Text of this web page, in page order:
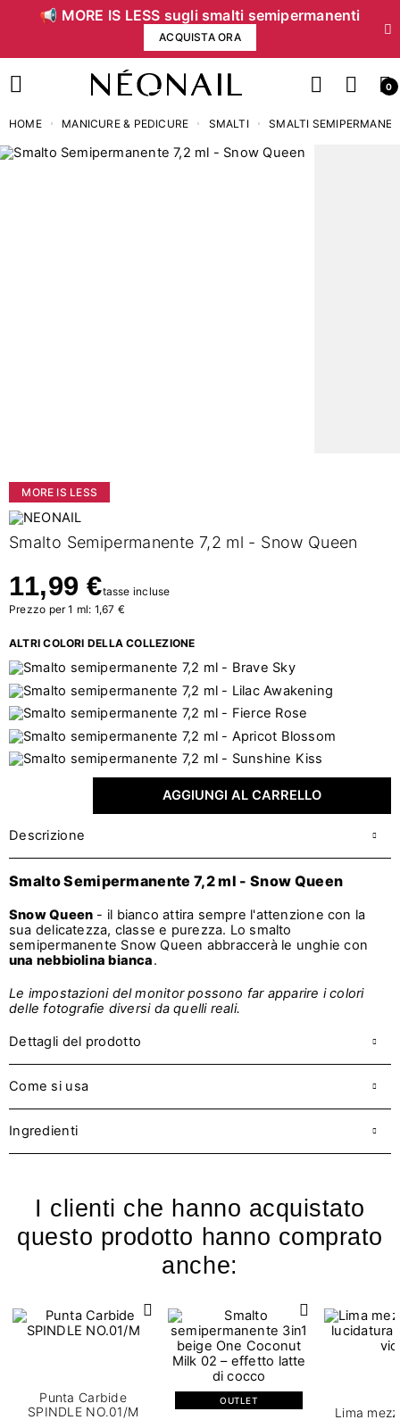
📢 MORE IS LESS sugli smalti semipermanenti
ACQUISTA ORA
0
HOME MANICURE & PEDICURE SMALTI SMALTI
MORE IS LESS
Smalto Semipermanente 7,2 ml - Snow Queen
11,99 €tasse incluse
Prezzo per 1 ml: 1,67 €
ALTRI COLORI DELLA COLLEZIONE
AGGIUNGI AL CARRELLO
Descrizione
Smalto Semipermanente 7,2 ml - Snow Queen
Snow Queen - il bianco attira sempre l'attenzione con la
sua delicatezza, classe e purezza. Lo smalto
semipermanente Snow Queen abbraccerà le unghie con
una nebbiolina bianca.
Le impostazioni del monitor possono far apparire i colori
delle fotografie diversi da quelli reali.
Dettagli del prodotto
Come si usa
Ingredienti
I clienti che hanno acquistato
questo prodotto hanno comprato
anche:
Punta Carbide
SPINDLE NO.01/M
OUTLET
Lima